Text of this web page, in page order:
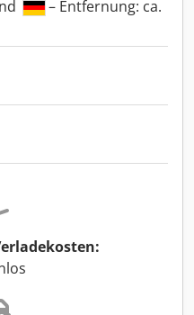
– Entfernung: ca.